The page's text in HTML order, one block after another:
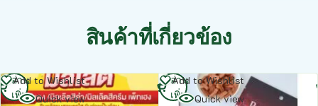
สินค้าที่เกี่ยวข้อง
Add to Wishlist
Quick view
อ่าน
เพิ่ม
Add to Wishlist
Quick view
อ่าน
เพิ่ม